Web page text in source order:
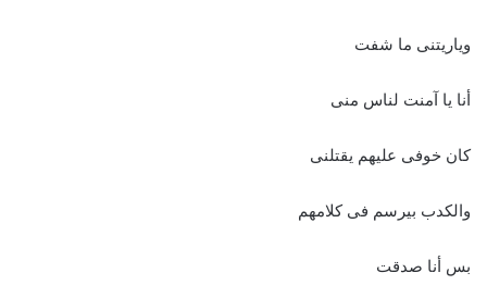
وياريتنى ما شفت
أنا يا آمنت لناس منى
كان خوفى عليهم يقتلنى
والكدب بيرسم فى كلامهم
بس أنا صدقت